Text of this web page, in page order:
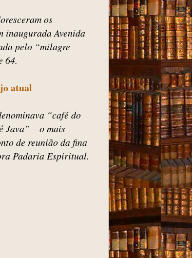
os
inaugurada Avenida
pelo “milagre
64.
atual
“café do
Java” – o mais
de reunião da fina
Padaria Espiritual.